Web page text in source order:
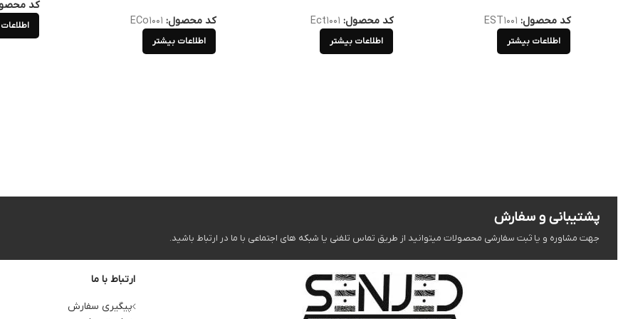
کد محصول: EST1001
اطلاعات بیشتر
کد محصول: Ect1001
اطلاعات بیشتر
کد محصول: ECo1001
اطلاعات بیشتر
کد
پشتیبانی و سفارش
جهت مشاوره و یا ثبت سفارشی محصولات میتوانید از طریق تماس تلفنی یا شبکه های اجتماعی با ما در ارتباط باشید.
ارتباط با ما
پیگیری سفارش